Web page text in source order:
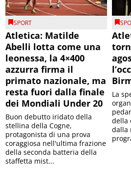
SPORT
Atletica: Matilde
Abelli lotta come una
leonessa, la 4×400
azzurra firma il
primato nazionale, ma
resta fuori dalla finale
dei Mondiali Under 20
Buon debutto iridato della
stellina della Cogne,
protagonista di una prova
coraggiosa nell'ultima frazione
della seconda batteria della
staffetta mist...
La
della
dalla